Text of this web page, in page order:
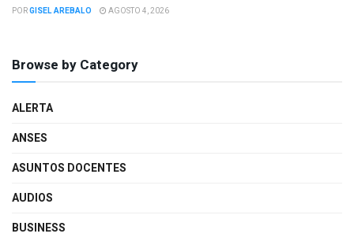
PORGISEL AREBALO AGOSTO 4, 2026
Browse by Category
ALERTA
ANSES
ASUNTOS DOCENTES
AUDIOS
BUSINESS